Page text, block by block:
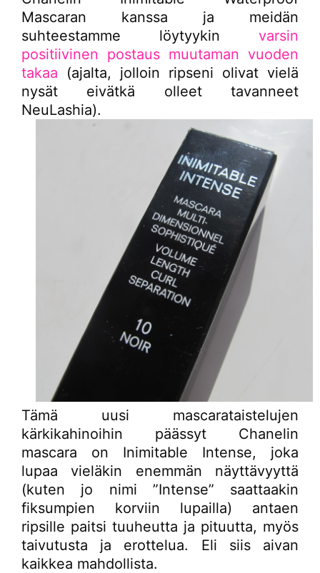
Mascaran kanssa ja meidän
suhteestamme löytyykin varsin
positiivinen postaus muutaman vuoden
takaa (ajalta, jolloin ripseni olivat vielä
nysät eivätkä olleet tavanneet
NeuLashia).
Tämä uusi mascarataistelujen
kärkikahinoihin päässyt Chanelin
mascara on Inimitable Intense, joka
lupaa vieläkin enemmän näyttävyyttä
(kuten jo nimi ”Intense” saattaakin
fiksumpien korviin lupailla) antaen
ripsille paitsi tuuheutta ja pituutta, myös
taivutusta ja erottelua. Eli siis aivan
kaikkea mahdollista.